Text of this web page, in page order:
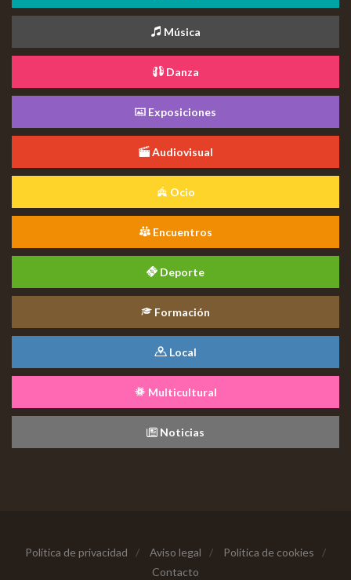
Música
Danza
Exposiciones
Audiovisual
Ocio
Encuentros
Deporte
Formación
Local
Multicultural
Noticias
Política de privacidad / Aviso legal / Política de cookies
/
Contacto